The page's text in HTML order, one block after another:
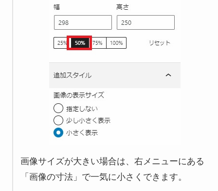
画像サイズが大きい場合は、右メニューにある
「画像の寸法」で一気に小さくできます。